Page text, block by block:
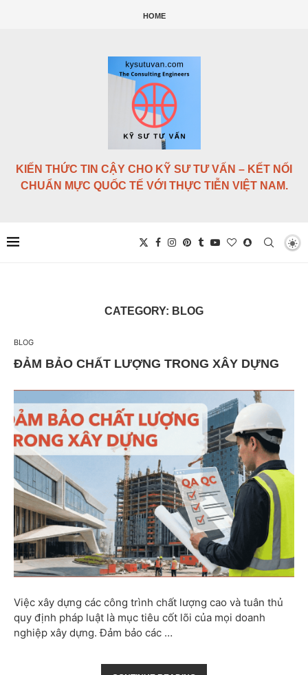
HOME
KIẾN THỨC TIN CẬY CHO KỸ SƯ TƯ VẤN – KẾT NỐI
CHUẨN MỰC QUỐC TẾ VỚI THỰC TIỄN VIỆT NAM.
CATEGORY: BLOG
BLOG
ĐẢM BẢO CHẤT LƯỢNG TRONG XÂY DỰNG
Việc xây dựng các công trình chất lượng cao và tuân thủ
quy định pháp luật là mục tiêu cốt lõi của mọi doanh
nghiệp xây dựng. Đảm bảo các …